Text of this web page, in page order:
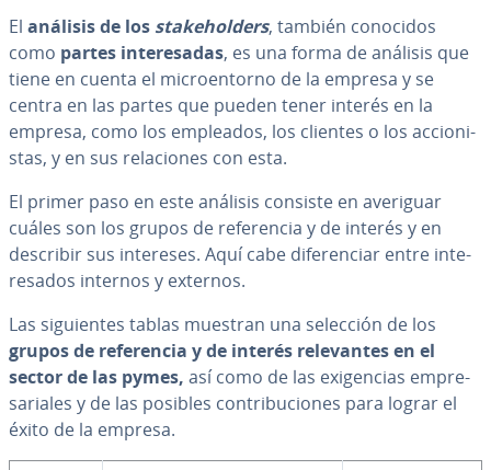
El análisis de los sta­keho­l­de­rs, también conocidos
como partes in­te­re­sa­das, es una forma de análisis que
tiene en cuenta el mi­croe­n­to­rno de la empresa y se
centra en las partes que pueden tener interés en la
empresa, como los empleados, los clientes o los ac­cio­ni­
s­tas, y en sus re­la­cio­nes con esta.
El primer paso en este análisis consiste en averiguar
cuáles son los grupos de re­fe­re­n­cia y de interés y en
describir sus intereses. Aquí cabe di­fe­re­n­ciar entre in­te­
re­sa­dos internos y externos.
Las si­guie­n­tes tablas muestran una selección de los
grupos de re­fe­re­n­cia y de interés re­le­va­n­tes en el
sector de las pymes, así como de las exi­ge­n­cias em­pre­
sa­ria­les y de las posibles co­n­tri­bu­cio­nes para lograr el
éxito de la empresa.